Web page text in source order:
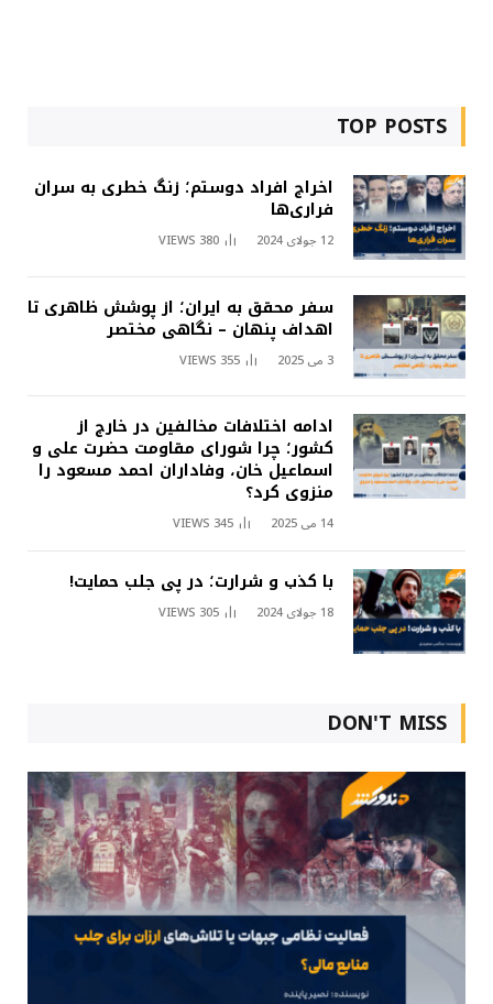
TOP POSTS
اخراج افراد دوستم؛ زنگ خطری به سران
فراری‌ها
12 جولای 2024 380
VIEWS
سفر محقق به ایران؛ از پوشش ظاهری تا
اهداف پنهان – نگاهی مختصر
3 می 2025 355
VIEWS
ادامه اختلافات مخالفین در خارج از
کشور؛ چرا شورای مقاومت حضرت علی و
اسماعیل خان، وفاداران احمد مسعود را
منزوی کرد؟
14 می 2025 345
VIEWS
با کذب و شرارت؛ در پی جلب حمایت!
18 جولای 2024 305
VIEWS
DON'T MISS